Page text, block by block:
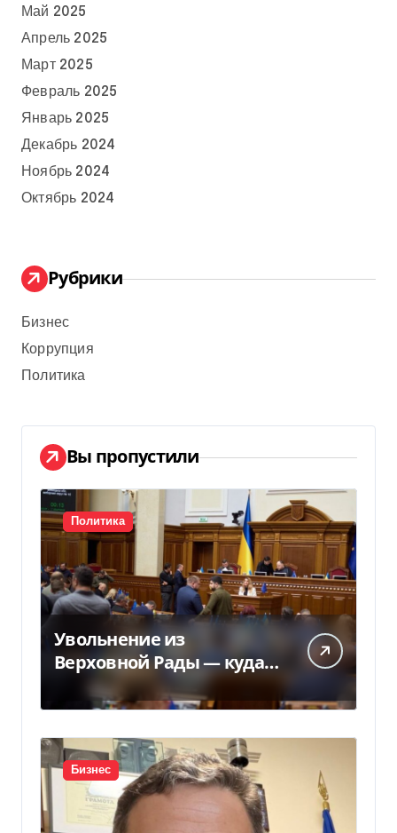
Май 2025
Апрель 2025
Март 2025
Февраль 2025
Январь 2025
Декабрь 2024
Ноябрь 2024
Октябрь 2024
Рубрики
Бизнес
Коррупция
Политика
Вы пропустили
Политика
Увольнение из
Верховной Рады — куда
исчез 71 народный
депутат за семь лет
Бизнес